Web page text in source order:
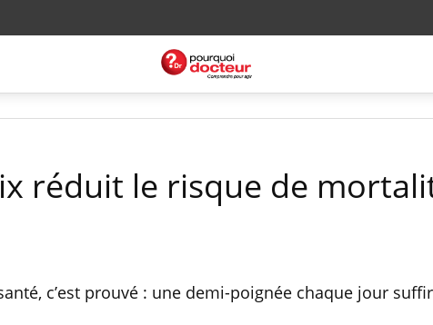
réduit le risque de
c’est prouvé : une demi-poignée chaque jour